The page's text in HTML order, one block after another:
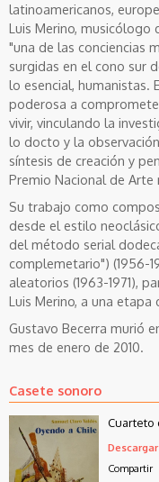
latinoamericanos,
Luis Merino, musicólogo
"una de las conciencias
surgidas en el cono sur
lo esencial, humanistas.
poderosa a
vivir, vinculando la
lo docto y la
síntesis de creación y
Premio Nacional de Arte
Su trabajo como
desde el estilo
del método serial
complemetario") (1956-
aleatorios (1963-1971),
Luis Merino, a una etapa
Gustavo Becerra murió
mes de enero de 2010.
Casete sonoro
Cuarteto
Descargar
Compartir